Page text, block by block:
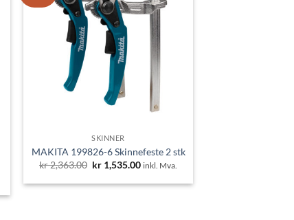
SKINNER
MAKITA 199826-6 Skinnefeste 2 stk
kr2,363.00 Opprinnelig
var:
kr 1,535.00Nåværende
er:
inkl. Mva.